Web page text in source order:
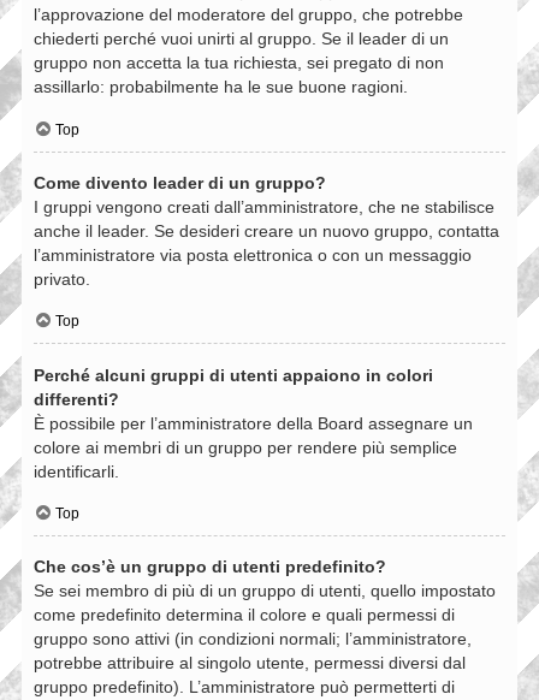
l’approvazione del moderatore del gruppo, che potrebbe
chiederti perché vuoi unirti al gruppo. Se il leader di un
gruppo non accetta la tua richiesta, sei pregato di non
assillarlo: probabilmente ha le sue buone ragioni.
Top
Come divento leader di un gruppo?
I gruppi vengono creati dall’amministratore, che ne stabilisce
anche il leader. Se desideri creare un nuovo gruppo, contatta
l’amministratore via posta elettronica o con un messaggio
privato.
Top
Perché alcuni gruppi di utenti appaiono in colori
differenti?
È possibile per l’amministratore della Board assegnare un
colore ai membri di un gruppo per rendere più semplice
identificarli.
Top
Che cos’è un gruppo di utenti predefinito?
Se sei membro di più di un gruppo di utenti, quello impostato
come predefinito determina il colore e quali permessi di
gruppo sono attivi (in condizioni normali; l’amministratore,
potrebbe attribuire al singolo utente, permessi diversi dal
gruppo predefinito). L’amministratore può permetterti di